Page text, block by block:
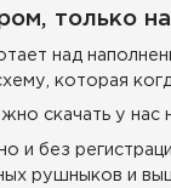
только
над
которая
скачать у нас
и без
рушныков и